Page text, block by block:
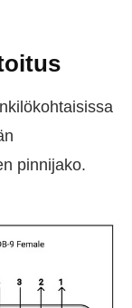
pinnijako.